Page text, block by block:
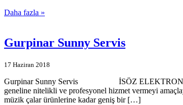
Daha fazla »
Gurpinar Sunny Servis
17 Haziran 2018
Gurpinar Sunny Servis İSÖZ ELEKTRONİK
geneline nitelikli ve profesyonel hizmet vermeyi
müzik çalar ürünlerine kadar geniş bir […]